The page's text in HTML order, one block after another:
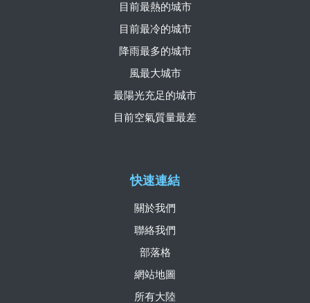
快速連結
關於我們
聯絡我們
部落格
網站地圖
所有大陸
目前最熱的城市
目前最冷的城市
降雨最多的城市
風最大城市
最陽光充足的城市
目前空氣質量最差